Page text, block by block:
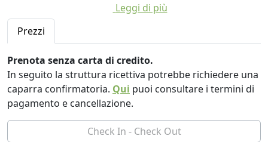
È rustico e naturale per me ed è per questo che è molto
accogliente, cadi dall'aiuola quasi direttamente in
giardino e quindi ti riposi rapidamente.
Un'oasi per gli amanti della natura che non vogliono
rinunciare ad alcuni lussi come l'elettricità e l'acqua
calda, e le capanne possono essere riscaldate anche a
basse temperature. Con me non troverai "irrigazione"
da TV, radio e internet, ma puoi prendere in prestito un
libro o una chitarra.
Leggi di più
Prezzi
Prenota senza carta di credito.
In seguito la struttura ricettiva potrebbe richiedere una
caparra confirmatoria. Qui puoi consultare i termini di
pagamento e cancellazione.